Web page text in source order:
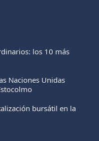
los 10 más
Naciones Unidas
bursátil en la